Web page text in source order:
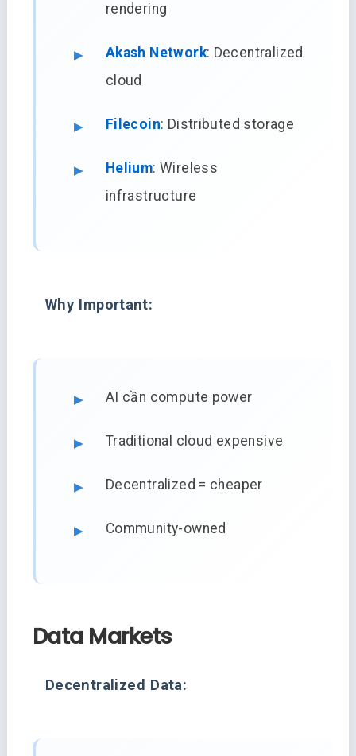
rendering
Akash Network: Decentralized
cloud
Filecoin: Distributed storage
Helium: Wireless
infrastructure
Why Important:
AI cần compute power
Traditional cloud expensive
Decentralized = cheaper
Community-owned
Data Markets
Decentralized Data: